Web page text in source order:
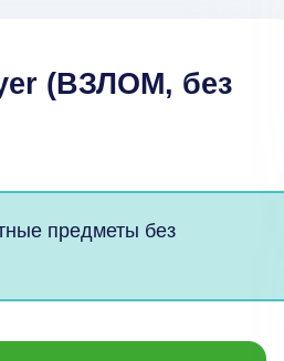
(ВЗЛОМ, без
предметы без